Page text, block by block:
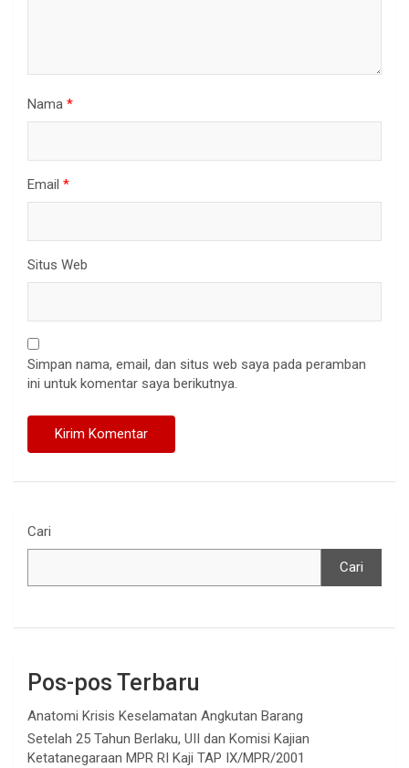
Nama *
Email *
Situs Web
Simpan nama, email, dan situs web saya pada peramban
ini untuk komentar saya berikutnya.
Cari
Cari
Pos-pos Terbaru
Anatomi Krisis Keselamatan Angkutan Barang
Setelah 25 Tahun Berlaku, UII dan Komisi Kajian
Ketatanegaraan MPR RI Kaji TAP IX/MPR/2001